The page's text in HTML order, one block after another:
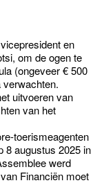
en
om de ogen te
(ongeveer € 500
uitvoeren van
van het
toerismeagenten
8 augustus 2025 in
werd
Financiën moet